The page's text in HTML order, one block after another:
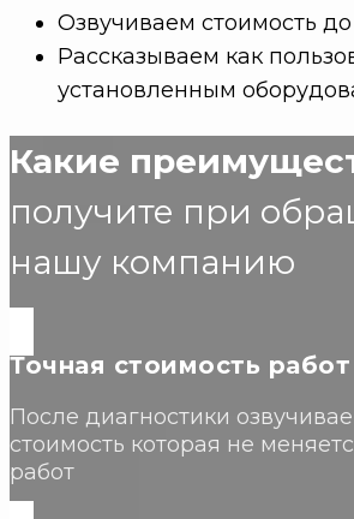
Озвучиваем стоимость
Рассказываем как
установленным
Какие
получите при
нашу компанию
Точная стоимость работ
После диагностики
стоимость которая не
работ